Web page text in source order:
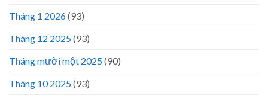
Tháng 1 2026(93)
Tháng 12 2025(93)
Tháng mười một 2025(90)
Tháng 10 2025(93)